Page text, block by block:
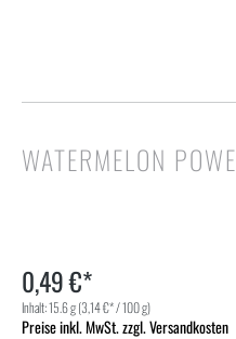
WATERMELON
0,49 €*
Inhalt:15.6 g(3,14 €* / 100 g)
Preise inkl. MwSt. zzgl. Versandkosten